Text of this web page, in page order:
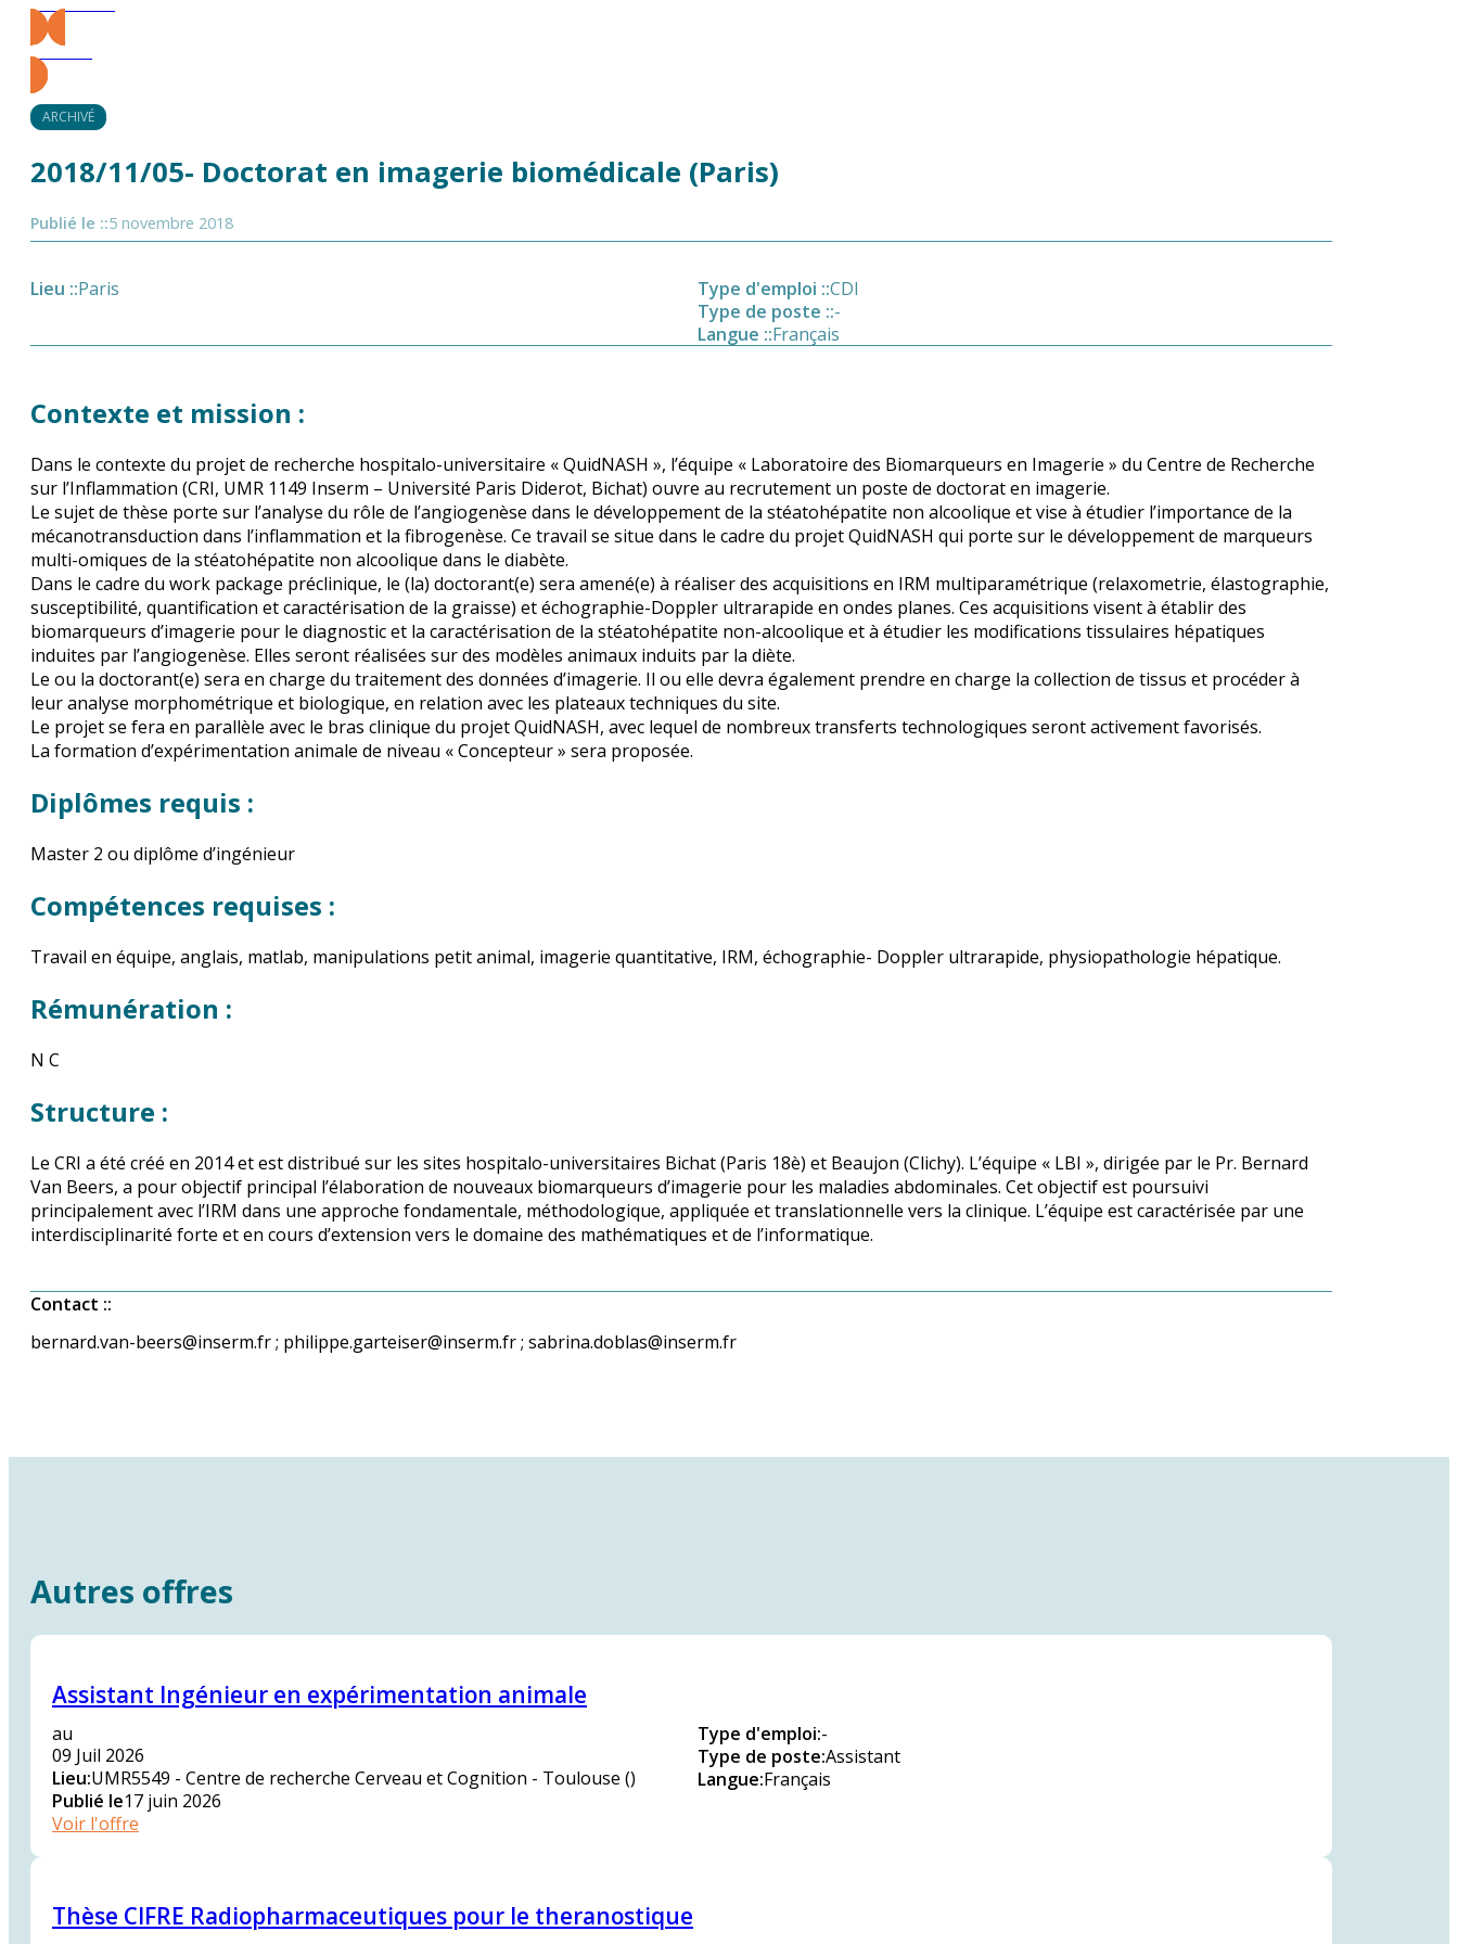
Suivant
ARCHIVÉ
2018/11/05- Doctorat en imagerie biomédicale (Paris)
Publié le ::5 novembre 2018
Lieu ::Paris Type d'emploi ::CDI
Type de poste ::-
Langue ::Français
Contexte et mission :
Dans le contexte du projet de recherche hospitalo-universitaire « QuidNASH », l’équipe « Laboratoire des Biomarqueurs en Imagerie » du Centre de Recherche
sur l’Inflammation (CRI, UMR 1149 Inserm – Université Paris Diderot, Bichat) ouvre au recrutement un poste de doctorat en imagerie.
Le sujet de thèse porte sur l’analyse du rôle de l’angiogenèse dans le développement de la stéatohépatite non alcoolique et vise à étudier l’importance de la
mécanotransduction dans l’inflammation et la fibrogenèse. Ce travail se situe dans le cadre du projet QuidNASH qui porte sur le développement de marqueurs
multi-omiques de la stéatohépatite non alcoolique dans le diabète.
Dans le cadre du work package préclinique, le (la) doctorant(e) sera amené(e) à réaliser des acquisitions en IRM multiparamétrique (relaxometrie, élastographie,
susceptibilité, quantification et caractérisation de la graisse) et échographie-Doppler ultrarapide en ondes planes. Ces acquisitions visent à établir des
biomarqueurs d’imagerie pour le diagnostic et la caractérisation de la stéatohépatite non-alcoolique et à étudier les modifications tissulaires hépatiques
induites par l’angiogenèse. Elles seront réalisées sur des modèles animaux induits par la diète.
Le ou la doctorant(e) sera en charge du traitement des données d’imagerie. Il ou elle devra également prendre en charge la collection de tissus et procéder à
leur analyse morphométrique et biologique, en relation avec les plateaux techniques du site.
Le projet se fera en parallèle avec le bras clinique du projet QuidNASH, avec lequel de nombreux transferts technologiques seront activement favorisés.
La formation d’expérimentation animale de niveau « Concepteur » sera proposée.
Diplômes requis :
Master 2 ou diplôme d’ingénieur
Compétences requises :
Travail en équipe, anglais, matlab, manipulations petit animal, imagerie quantitative, IRM, échographie- Doppler ultrarapide, physiopathologie hépatique.
Rémunération :
N C
Structure :
Le CRI a été créé en 2014 et est distribué sur les sites hospitalo-universitaires Bichat (Paris 18è) et Beaujon (Clichy). L’équipe « LBI », dirigée par le Pr. Bernard
Van Beers, a pour objectif principal l’élaboration de nouveaux biomarqueurs d’imagerie pour les maladies abdominales. Cet objectif est poursuivi
principalement avec l’IRM dans une approche fondamentale, méthodologique, appliquée et translationnelle vers la clinique. L’équipe est caractérisée par une
interdisciplinarité forte et en cours d’extension vers le domaine des mathématiques et de l’informatique.
Contact ::
bernard.van-beers@inserm.fr ; philippe.garteiser@inserm.fr ; sabrina.doblas@inserm.fr
Autres offres
Assistant Ingénieur en expérimentation animale
au
09 Juil 2026
Lieu:UMR5549 - Centre de recherche Cerveau et Cognition - Toulouse ()
Publié le17 juin 2026
Type d'emploi:-
Type de poste:Assistant
Langue:Français
Voir l'offre
Thèse CIFRE Radiopharmaceutiques pour le theranostique